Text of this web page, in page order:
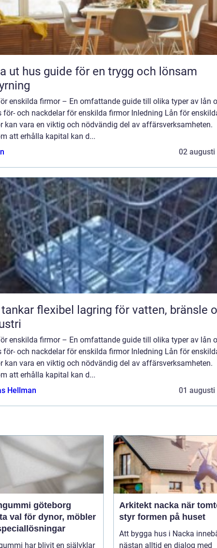
för en trygg och lönsam
enskilda firmor – En omfattande guide till olika typer av lån
för- och nackdelar för enskilda firmor Inledning Lån för
kan vara en viktig och nödvändig del av affärsverksamheten.
att erhålla kapital kan d...
02 augusti
för vatten, bränsle och
enskilda firmor – En omfattande guide till olika typer av lån
för- och nackdelar för enskilda firmor Inledning Lån för
kan vara en viktig och nödvändig del av affärsverksamheten.
att erhålla kapital kan d...
Hellman
01 augusti
göteborg
val för dynor, möbler
har blivit en självklar
Arkitekt nacka när tomten
styr formen på huset
Att bygga hus i Nacka
nästan alltid en dialog med